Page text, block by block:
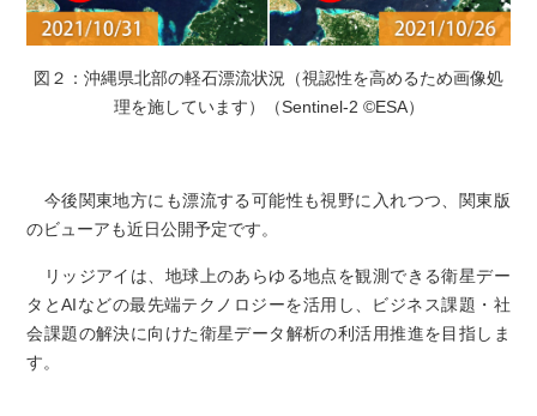
図２：沖縄県北部の軽石漂流状況（視認性を高めるため画像処
理を施しています）（Sentinel-2 ©ESA）
今後関東地方にも漂流する可能性も視野に入れつつ、関東版
のビューアも近日公開予定です。
リッジアイは、地球上のあらゆる地点を観測できる衛星デー
タとAIなどの最先端テクノロジーを活用し、ビジネス課題・社
会課題の解決に向けた衛星データ解析の利活用推進を目指しま
す。